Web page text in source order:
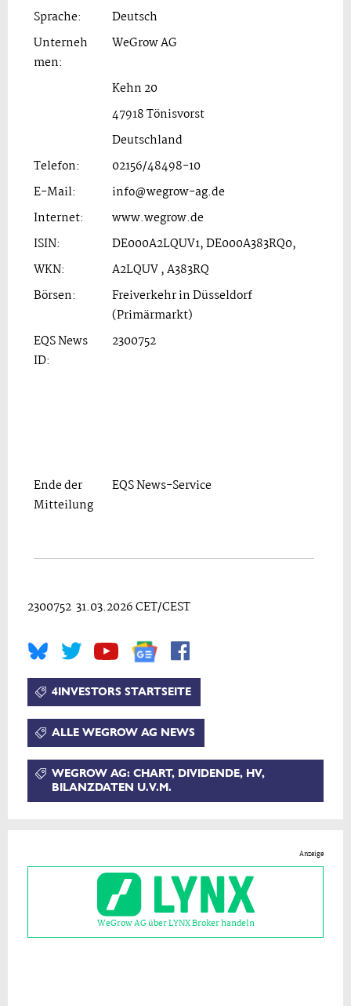
Sprache:
Deutsch
Unterneh
men:
WeGrow AG
Kehn 20
47918 Tönisvorst
Deutschland
Telefon:
02156/48498-10
E-Mail:
info@wegrow-ag.de
Internet:
www.wegrow.de
ISIN:
DE000A2LQUV1, DE000A383RQ0,
WKN:
A2LQUV , A383RQ
Börsen:
Freiverkehr in Düsseldorf
(Primärmarkt)
EQS News
ID:
2300752
Ende der
Mitteilung
EQS News-Service
2300752 31.03.2026 CET/CEST
4INVESTORS STARTSEITE
ALLE WEGROW AG NEWS
WEGROW AG: CHART, DIVIDENDE, HV,
BILANZDATEN U.V.M.
Anzeige
WeGrow AG über LYNX Broker handeln